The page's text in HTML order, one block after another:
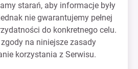
starań, aby informacje były
nie gwarantujemy pełnej
do konkretnego celu.
na niniejsze zasady
korzystania z Serwisu.